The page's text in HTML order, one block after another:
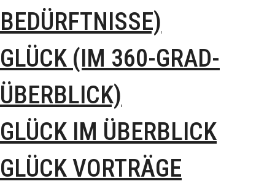
BEDÜRFTNISSE)
GLÜCK (IM 360-GRAD-
ÜBERBLICK)
GLÜCK IM ÜBERBLICK
GLÜCK VORTRÄGE